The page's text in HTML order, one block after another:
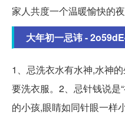
家人共度一个温暖愉快的夜
大年初一忌讳 -
1、忌洗衣水有水神,水神
要洗衣服。2、忌针钱说是
的小孩,眼睛如同针眼一样